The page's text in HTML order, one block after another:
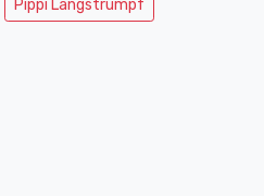
Pippi Langstrumpf